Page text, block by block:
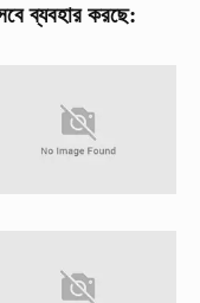
ব্যবহার করছে: